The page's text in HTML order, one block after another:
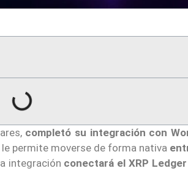
completó su integración con
permite moverse de forma nativa
integración conectará el XRP